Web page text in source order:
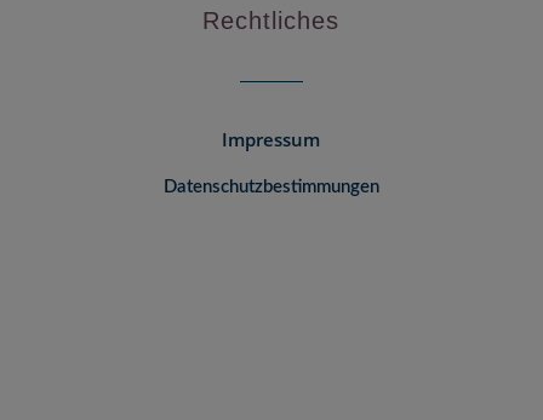
Rechtliches
Impressum
Datenschutzbestimmungen